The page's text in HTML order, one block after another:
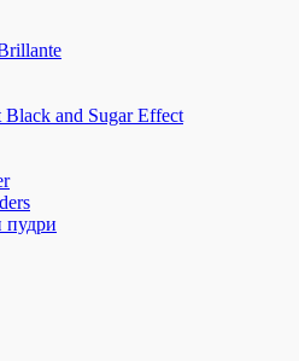
and Sugar Effect
пудри